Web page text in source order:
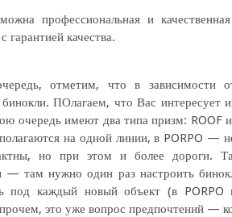
профессиональная и
гарантией качества.
отметим, что в зависимости
бинокли. ПОлагаем, что Вас
очередь имеют два типа призм: ROOF
на одной линии, в PORPO —
но при этом и более дороги.
— там нужно один раз настроить
под каждый новый объект (в PORPO
это уже вопрос предпочтений —